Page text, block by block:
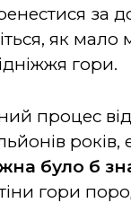
за
як
гори.
процес
було б
гори